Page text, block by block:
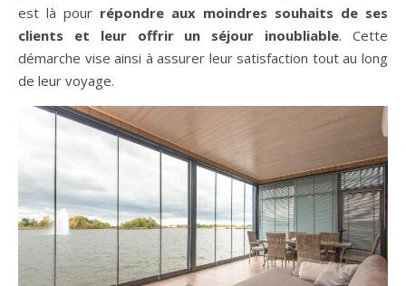
est là pour répondre aux moindres souhaits de ses
clients et leur offrir un séjour inoubliable. Cette
démarche vise ainsi à assurer leur satisfaction tout au long
de leur voyage.